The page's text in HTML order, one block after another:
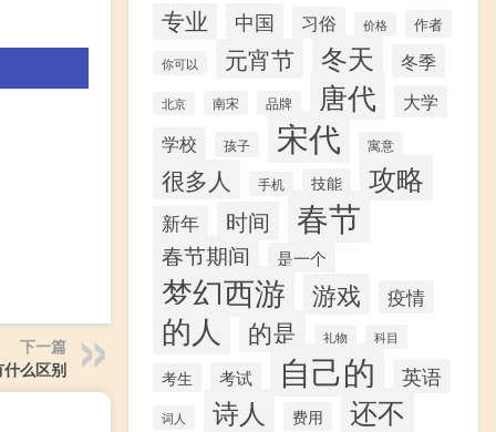
下一篇
么区别
专业 中国 习俗 价格 作者
你可以 元宵节 冬天 冬季
北京 南宋 品牌 唐代
大学
学校
孩子 宋代 寓意
很多人 手机 技能 攻略
新年 时间 春节
春节期间 是一个
梦幻西游 游戏 疫情
的人 的是 礼物 科目
考生 考试 自己的 英语
词人 诗人 费用 还不